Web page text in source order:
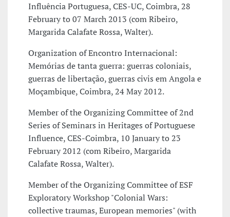
Influência Portuguesa, CES-UC, Coimbra, 28
February to 07 March 2013 (com Ribeiro,
Margarida Calafate Rossa, Walter).
Organization of Encontro Internacional:
Memórias de tanta guerra: guerras coloniais,
guerras de libertação, guerras civis em Angola e
Moçambique, Coimbra, 24 May 2012.
Member of the Organizing Committee of 2nd
Series of Seminars in Heritages of Portuguese
Influence, CES-Coimbra, 10 January to 23
February 2012 (com Ribeiro, Margarida
Calafate Rossa, Walter).
Member of the Organizing Committee of ESF
Exploratory Workshop "Colonial Wars:
collective traumas, European memories" (with